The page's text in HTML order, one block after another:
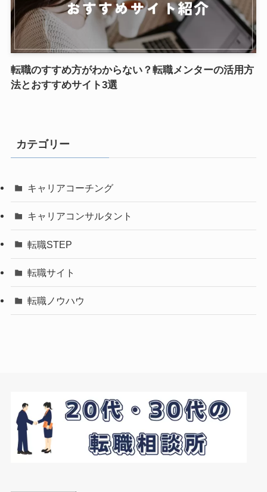
転職のすすめ方がわからない？転職メンターの活用方
法とおすすめサイト3選
カテゴリー
キャリアコーチング
キャリアコンサルタント
転職STEP
転職サイト
転職ノウハウ